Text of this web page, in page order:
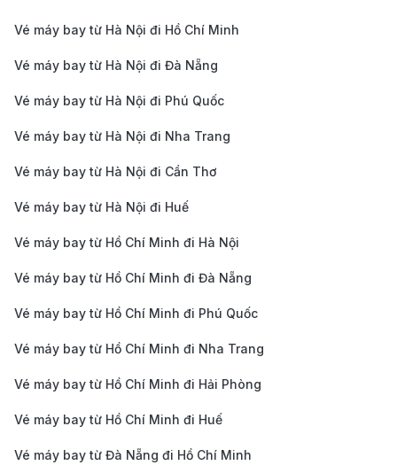
Cambodia cập nhật mới nhất
Minh
(SGN)
Siem Reap (SAI)
→ TP. Hồ Chí
Minh
Premium
Economy
(Phổ thông đặc
Hồ Chí Minh của hãng hàng không
Bangkok Airways cập nhật mới nhất
Chặng Bay Hạng Vé
Vé máy bay từ Hà Nội đi Hồ Chí Minh
Vé máy bay từ Hà Nội đi Đà Nẵng
Vé máy bay từ Hà Nội đi Phú Quốc
Vé máy bay từ Hà Nội đi Nha Trang
Vé máy bay từ Hà Nội đi Cần Thơ
Vé máy bay từ Hà Nội đi Huế
Vé máy bay từ Hồ Chí Minh đi Hà Nội
Vé máy bay từ Hồ Chí Minh đi Đà Nẵng
Vé máy bay từ Hồ Chí Minh đi Phú Quốc
Vé máy bay từ Hồ Chí Minh đi Nha Trang
Vé máy bay từ Hồ Chí Minh đi Hải Phòng
Vé máy bay từ Hồ Chí Minh đi Huế
Vé máy bay từ Đà Nẵng đi Hồ Chí Minh